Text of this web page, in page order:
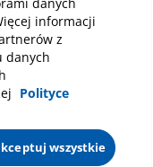
Regulamin
informacji
z
danych
Polityce
wszystkie